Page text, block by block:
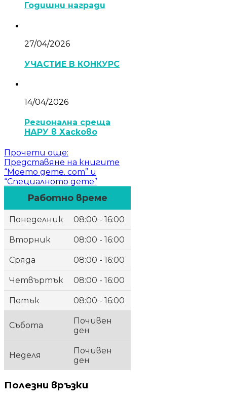
Годишни награди
27/04/2026
УЧАСТИЕ В КОНКУРС
14/04/2026
Регионална среща
НАРУ в Хасково
Прочети още:
Представяне на книгите
“Моето дете. com” и
“Специалното дете”
Работно време
Понеделник 08:00 - 16:00
Вторник 08:00 - 16:00
Сряда 08:00 - 16:00
Четвъртък 08:00 - 16:00
Петък 08:00 - 16:00
Събота
Почивен
ден
Неделя
Почивен
ден
Полезни връзки